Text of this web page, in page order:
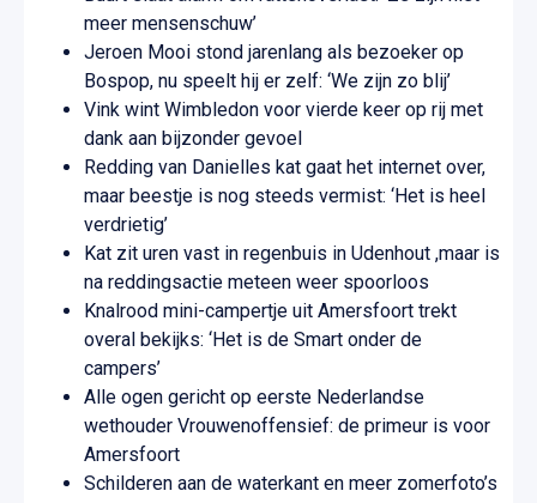
meer mensenschuw’
Jeroen Mooi stond jarenlang als bezoeker op
Bospop, nu speelt hij er zelf: ‘We zijn zo blij’
Vink wint Wimbledon voor vierde keer op rij met
dank aan bijzonder gevoel
Redding van Danielles kat gaat het internet over,
maar beestje is nog steeds vermist: ‘Het is heel
verdrietig’
Kat zit uren vast in regenbuis in Udenhout ,maar is
na reddingsactie meteen weer spoorloos
Knalrood mini-campertje uit Amersfoort trekt
overal bekijks: ‘Het is de Smart onder de
campers’
Alle ogen gericht op eerste Nederlandse
wethouder Vrouwenoffensief: de primeur is voor
Amersfoort
Schilderen aan de waterkant en meer zomerfoto’s